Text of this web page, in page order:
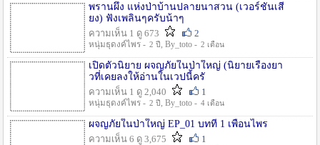
พรานผึ้ง แห่งป่าบ้านปลายนาสวน (เวอร์ชั่นเสี
ยง) ฟังเพลินๆครับน้าๆ
ความเห็น 1 ดู 673
2
หนุ่มธุดงค์ไพร - 2 ปี , By_toto - 2 เดือน
เปิดตัวนิยาย ผจญภัยในป่าใหญ่ (นิยายเรื่องยา
วที่เคยลงให้อ่านในเวปนี้ครั
ความเห็น 1 ดู 2,040
1
หนุ่มธุดงค์ไพร - 2 ปี , By_toto - 4 เดือน
ผจญภัยในป่าใหญ่ EP_01 บทที่ 1 เพื่อนไพร
ความเห็น 6 ดู 3,675
1